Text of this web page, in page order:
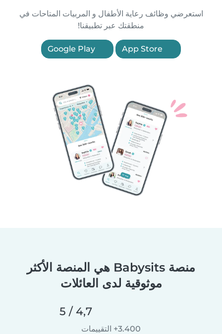
استعرضي وظائف رعاية الأطفال و المربيات المتاحات في
منطقتك عبر تطبيقنا!
منصة Babysits هي المنصة الأكثر
موثوقية لدى العائلات
4,7 / 5
3.400+ التقييمات